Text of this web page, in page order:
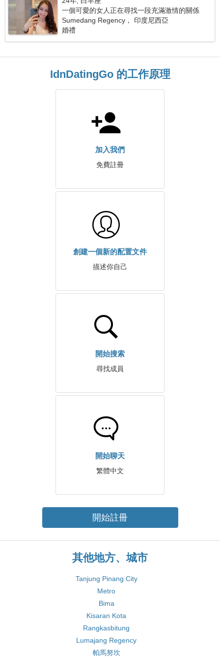
一個可愛的女人正在尋找一段充滿激情的關係
Sumedang Regency， 印度尼西亞
婚禮
IdnDatingGo 的工作原理
加入我們
免費註冊
創建一個新的配置文件
描述你自己
開始搜索
尋找成員
開始聊天
繁體中文
開始註冊
其他地方、城市
Tanjung Pinang City
Metro
Bima
Kisaran Kota
Rangkasbitung
Lumajang Regency
帕馬努坎